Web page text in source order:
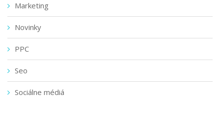
Marketing
Novinky
PPC
Seo
Sociálne médiá